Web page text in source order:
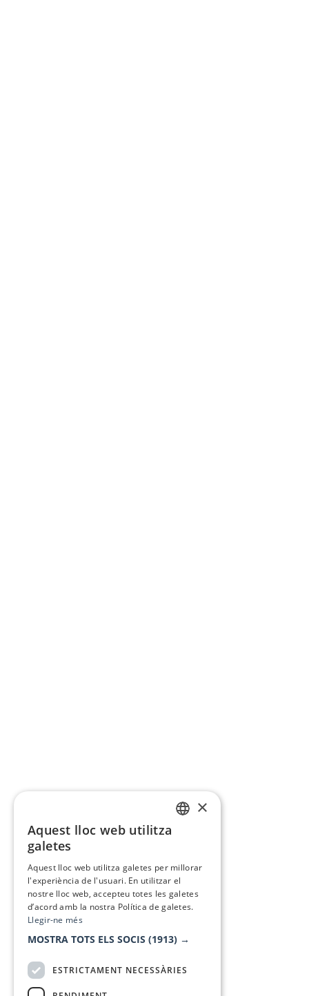
×
Aquest lloc web utilitza
galetes
Aquest lloc web utilitza galetes per millorar
l'experiència de l'usuari. En utilitzar el
nostre lloc web, accepteu totes les galetes
d’acord amb la nostra Política de galetes.
Llegir-ne més
MOSTRA TOTS ELS SOCIS (1913) →
ESTRICTAMENT NECESSÀRIES